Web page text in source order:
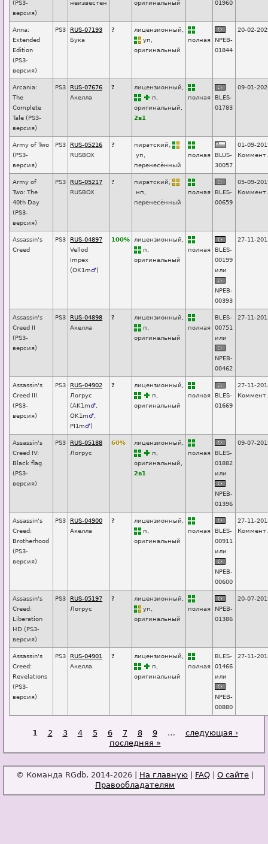
(PS3-
версия)
неизвестен
оригинальный
01960
Anna:
Extended
Edition
(PS3-
версия)
PS3
RUS-07193
Бука
?
лицензионный,
уп
оригинальный
полная
NPEB-
01844
20-02-
Arcania:
The
Complete
Tale (PS3-
версия)
PS3
RUS-07676
Акелла
?
лицензионный,
п
оригинальный,
2в1
полная
BLES-
01783
09-01-
Army of Two
(PS3-
версия)
PS3
RUS-05216
RUSBOX
?
пиратский,
уп
перенесённый
полная
BLUS-
30057
01-09-
Army of
Two: The
40th Day
(PS3-
версия)
PS3
RUS-05217
RUSBOX
?
пиратский,
нп
перенесённый
полная
BLES-
00659
05-09-
Assassin's
Creed
PS3
RUS-04897
Vellod
Impex
(OK1m♂)
100%
лицензионный,
п
оригинальный
полная
BLES-
00199
или
NPEB-
00393
27-11-
Assassin's
Creed II
(PS3-
версия)
PS3
RUS-04898
Акелла
?
лицензионный,
п
оригинальный
полная
BLES-
00751
или
NPEB-
00462
27-11-
Assassin's
Creed III
(PS3-
версия)
PS3
RUS-04902
Логрус
(AK1m♂
OK1m♂
PI1m♂)
?
лицензионный,
п
оригинальный
полная
BLES-
01669
27-11-
Assassin's
Creed IV:
Black flag
(PS3-
версия)
PS3
RUS-05188
Логрус
60%
лицензионный,
п
оригинальный,
2в1
полная
BLES-
01882
или
NPEB-
01396
09-07-
Assassin's
Creed:
Brotherhood
(PS3-
версия)
PS3
RUS-04900
Акелла
?
лицензионный,
п
оригинальный
полная
BLES-
00911
или
NPEB-
00600
27-11-
Assassin's
Creed:
Liberation
HD (PS3-
версия)
PS3
RUS-05197
Логрус
?
лицензионный,
уп
оригинальный
полная
NPEB-
01386
20-07-
Assassin's
Creed:
Revelations
(PS3-
версия)
PS3
RUS-04901
Акелла
?
лицензионный,
п
оригинальный
полная
BLES-
01466
или
NPEB-
00880
27-11-
1
2 3 4 5 6 7 8 9 …
следующая ›
последняя »
© Команда RGdb, 2014-2026 | На главную FAQ О сайте
Правообладателям